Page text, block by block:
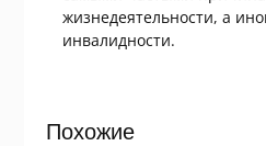
жизнедеятельности, а
инвалидности.
Похожие